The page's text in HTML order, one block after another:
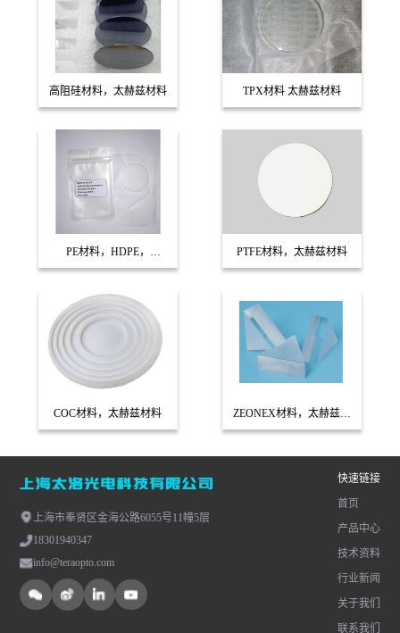
高阻硅材料，太赫兹材料 TPX材料 太赫兹材料
PE材料，HDPE，
UHMWPE，太赫兹材料
PTFE材料，太赫兹材料
COC材料，太赫兹材料
ZEONEX材料，太赫兹材
料
上海市奉贤区金海公路6055号11幢5层
18301940347
info@teraopto.com
快速链接
首页
产品中心
技术资料
行业新闻
关于我们
联系我们